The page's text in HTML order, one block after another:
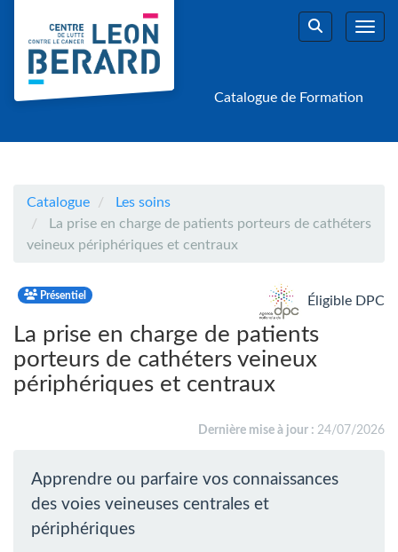
Aller au menu principal
Aller au contenu principal
Personnaliser l'interface
Rechercher
Catalogue de Formation
Catalogue
Les soins
La prise en charge de patients porteurs de cathéters
veineux périphériques et centraux
Éligible DPC
La prise en charge de patients
porteurs de cathéters veineux
périphériques et centraux
Présentiel
Dernière mise à jour : 24/07/2026
Apprendre ou parfaire vos connaissances
des voies veineuses centrales et
périphériques